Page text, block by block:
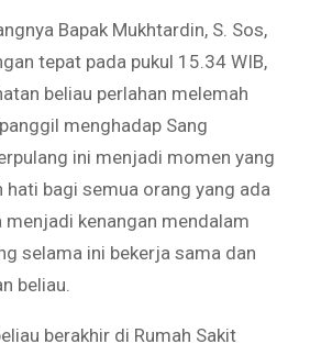
Bapak Mukhtardin, S. Sos,
tepat pada pukul 15.34 WIB,
beliau perlahan melemah
menghadap Sang
ini menjadi momen yang
bagi semua orang yang ada
menjadi kenangan mendalam
selama ini bekerja sama dan
beliau.
berakhir di Rumah Sakit